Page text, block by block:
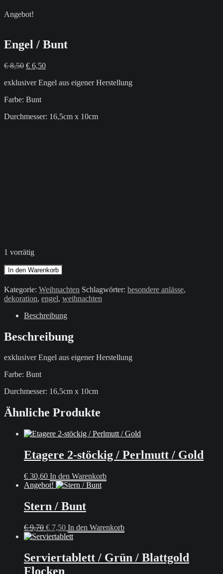
Angebot!
Engel / Bunt
€8,50 Ursprünglicher
war:
€ 6,50Aktueller
ist:
exklusiver Engel aus eigener Herstellung
Farbe: Bunt
Durchmesser: 16,5cm x 10cm
1 vorrätig
Engel
/
Bunt
Menge
In den Warenkorb
Kategorie: Weihnachten Schlagwörter: besondere anlässe,
dekoration, engel, weihnachten
Beschreibung
Beschreibung
exklusiver Engel aus eigener Herstellung
Farbe: Bunt
Durchmesser: 16,5cm x 10cm
Ähnliche Produkte
Etagere 2-stöckig / Perlmutt / Gold
€ 30,60 In den Warenkorb
Angebot!
Stern / Bunt
€9,70 Ursprünglicher
Preis
€ 9,70
€ 7,50Aktueller
Preis
€ 7,50.
In den Warenkorb
Serviertablett / Grün / Blattgold
Flocken